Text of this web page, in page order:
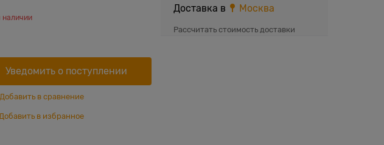
наличии
Уведомить о поступлении
Добавить в сравнение
Добавить в избранное
Доставка в Москва
Рассчитать стоимость доставки